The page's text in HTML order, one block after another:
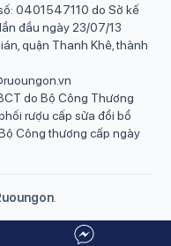
0401547110 do Sở kế
đầu ngày 23/07/13
quận Thanh Khê, thành
do Bộ Công Thương
rượu cấp sửa đổi bổ
Công thương cấp ngày
.